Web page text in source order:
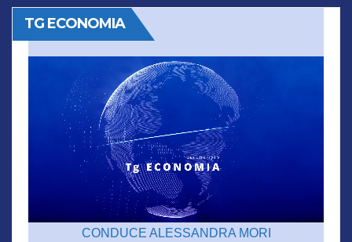
TG ECONOMIA
CONDUCE ALESSANDRA MORI